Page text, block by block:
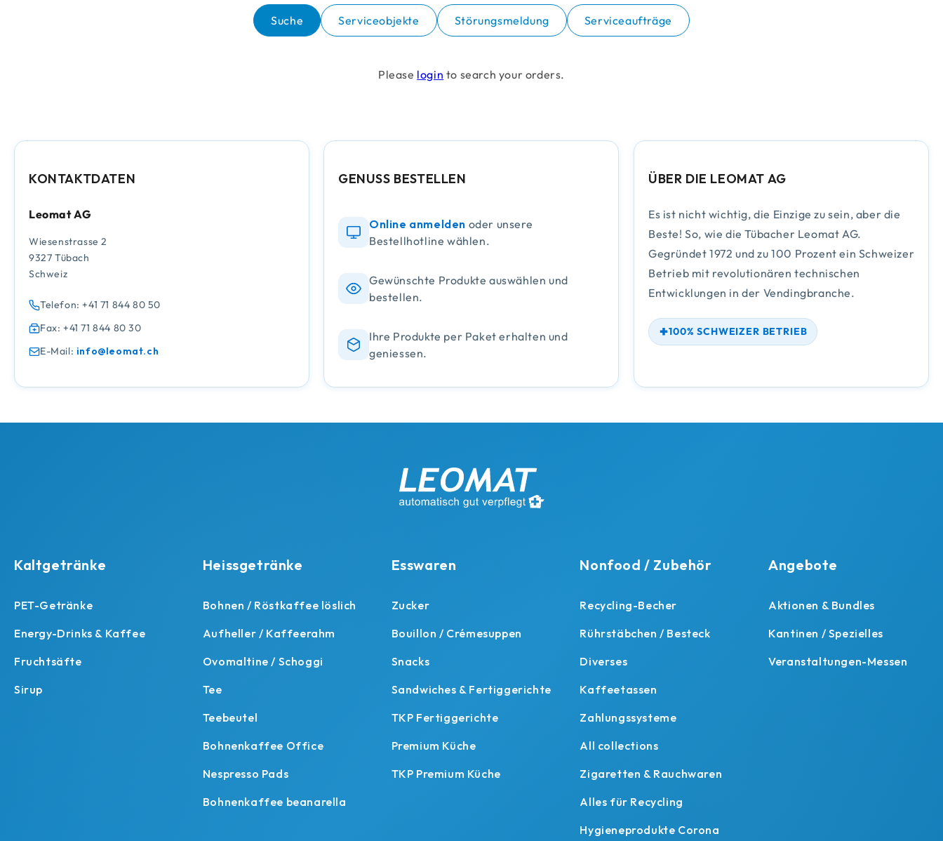
Suche Serviceobjekte Störungsmeldung Serviceaufträge
Please login to search your orders.
KONTAKTDATEN
Leomat AG
Wiesenstrasse 2
9327 Tübach
Schweiz
Telefon: +41 71 844 80 50
Fax: +41 71 844 80 30
E-Mail: info@leomat.ch
GENUSS BESTELLEN
Online anmelden oder unsere
Bestellhotline wählen.
Gewünschte Produkte auswählen und
bestellen.
Ihre Produkte per Paket erhalten und
geniessen.
ÜBER DIE LEOMAT AG
Es ist nicht wichtig, die Einzige zu sein, aber die
Beste! So, wie die Tübacher Leomat AG.
Gegründet 1972 und zu 100 Prozent ein Schweizer
Betrieb mit revolutionären technischen
Entwicklungen in der Vendingbranche.
100% SCHWEIZER BETRIEB
Kaltgetränke
PET-Getränke
Energy-Drinks & Kaffee
Fruchtsäfte
Sirup
Heissgetränke
Bohnen / Röstkaffee löslich
Aufheller / Kaffeerahm
Ovomaltine / Schoggi
Tee
Teebeutel
Bohnenkaffee Office
Nespresso Pads
Bohnenkaffee beanarella
Esswaren
Zucker
Bouillon / Crémesuppen
Snacks
Sandwiches & Fertiggerichte
TKP Fertiggerichte
Premium Küche
TKP Premium Küche
Nonfood / Zubehör
Recycling-Becher
Rührstäbchen / Besteck
Diverses
Kaffeetassen
Zahlungssysteme
All collections
Zigaretten & Rauchwaren
Alles für Recycling
Hygieneprodukte Corona
Angebote
Aktionen & Bundles
Kantinen / Spezielles
Veranstaltungen-Messen